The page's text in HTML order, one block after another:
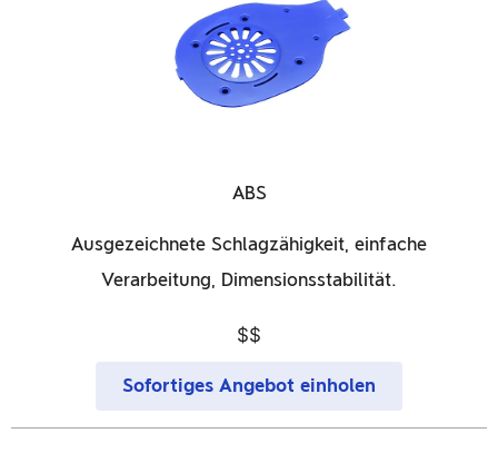
ABS
Ausgezeichnete Schlagzähigkeit, einfache
Verarbeitung, Dimensionsstabilität.
$$
Sofortiges Angebot einholen